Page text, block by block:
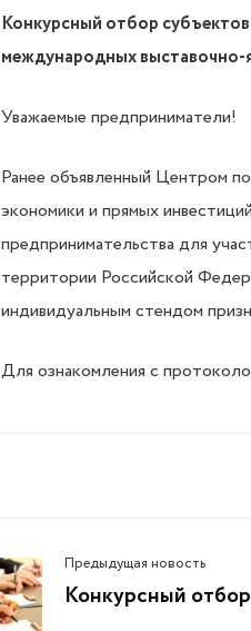
Конкурсный отбор
международных выставочно-
Уважаемые предприниматели!
Ранее объявленный Центром
экономики и прямых
предпринимательства для
территории Российской
индивидуальным стендом
Для ознакомления с
Предыдущая новость
Конкурсный отбор